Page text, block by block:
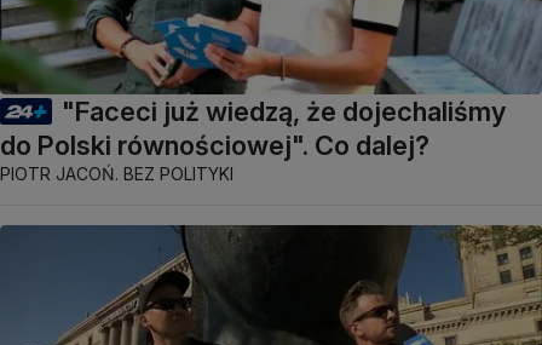
"Faceci już wiedzą, że dojechaliśmy
do Polski równościowej". Co dalej?
PIOTR JACOŃ. BEZ POLITYKI